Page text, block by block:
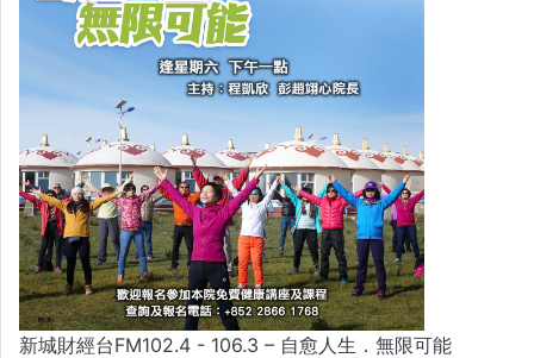
新城財經台FM102.4 - 106.3 – 自愈人生．無限可能